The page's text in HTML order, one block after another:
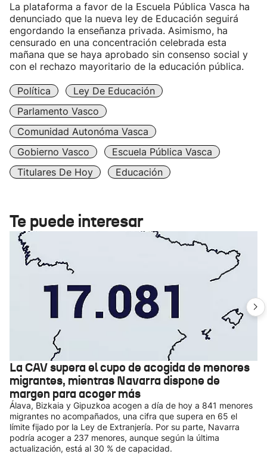
La plataforma a favor de la Escuela Pública Vasca ha
denunciado que la nueva ley de Educación seguirá
engordando la enseñanza privada. Asimismo, ha
censurado en una concentración celebrada esta
mañana que se haya aprobado sin consenso social y
con el rechazo mayoritario de la educación pública.
Política
Ley De Educación
Parlamento Vasco
Comunidad Autonóma Vasca
Gobierno Vasco
Escuela Pública Vasca
Titulares De Hoy
Educación
Te puede interesar
La CAV supera el cupo de acogida de menores
migrantes, mientras Navarra dispone de
margen para acoger más
Álava, Bizkaia y Gipuzkoa acogen a día de hoy a 841 menores
migrantes no acompañados, una cifra que supera en 65 el
límite fijado por la Ley de Extranjería. Por su parte, Navarra
podría acoger a 237 menores, aunque según la última
actualización, está al 30 % de capacidad.